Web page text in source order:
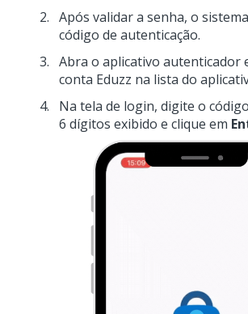
Após validar a senha, o
código de autenticação.
Abra o aplicativo autenticador
conta Eduzz na lista do
Na tela de login, digite o
6 dígitos exibido e clique em